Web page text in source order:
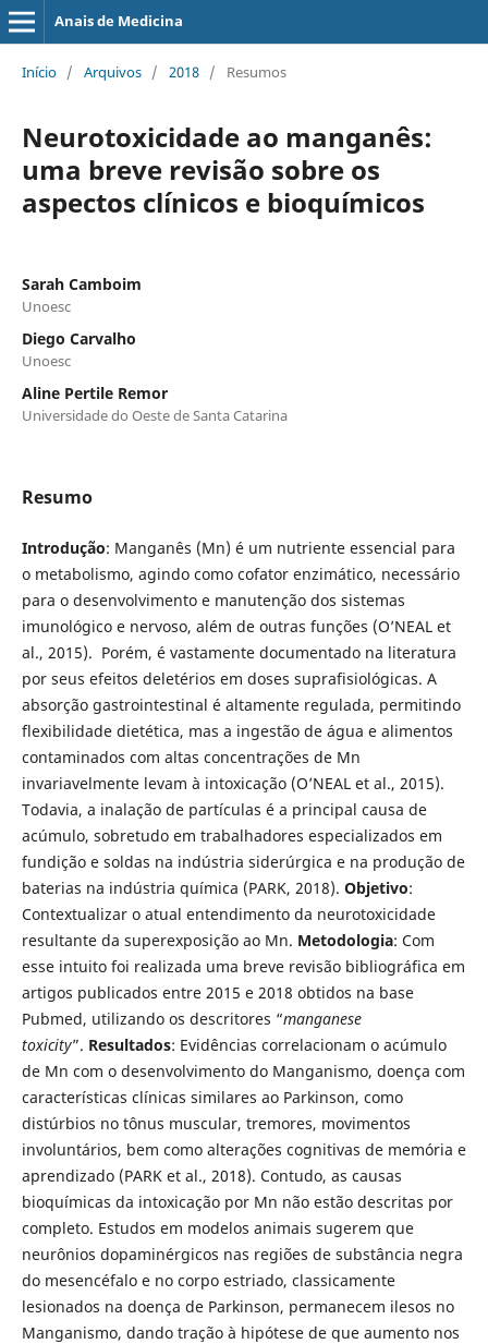
Anais de Medicina
Início / Arquivos / 2018 / Resumos
Neurotoxicidade ao manganês:
uma breve revisão sobre os
aspectos clínicos e bioquímicos
Sarah Camboim
Unoesc
Diego Carvalho
Unoesc
Aline Pertile Remor
Universidade do Oeste de Santa Catarina
Resumo
Introdução: Manganês (Mn) é um nutriente essencial para
o metabolismo, agindo como cofator enzimático, necessário
para o desenvolvimento e manutenção dos sistemas
imunológico e nervoso, além de outras funções (O’NEAL et
al., 2015). Porém, é vastamente documentado na literatura
por seus efeitos deletérios em doses suprafisiológicas. A
absorção gastrointestinal é altamente regulada, permitindo
flexibilidade dietética, mas a ingestão de água e alimentos
contaminados com altas concentrações de Mn
invariavelmente levam à intoxicação (O’NEAL et al., 2015).
Todavia, a inalação de partículas é a principal causa de
acúmulo, sobretudo em trabalhadores especializados em
fundição e soldas na indústria siderúrgica e na produção de
baterias na indústria química (PARK, 2018). Objetivo:
Contextualizar o atual entendimento da neurotoxicidade
resultante da superexposição ao Mn. Metodologia: Com
esse intuito foi realizada uma breve revisão bibliográfica em
artigos publicados entre 2015 e 2018 obtidos na base
Pubmed, utilizando os descritores “manganese
toxicity”. Resultados: Evidências correlacionam o acúmulo
de Mn com o desenvolvimento do Manganismo, doença com
características clínicas similares ao Parkinson, como
distúrbios no tônus muscular, tremores, movimentos
involuntários, bem como alterações cognitivas de memória e
aprendizado (PARK et al., 2018). Contudo, as causas
bioquímicas da intoxicação por Mn não estão descritas por
completo. Estudos em modelos animais sugerem que
neurônios dopaminérgicos nas regiões de substância negra
do mesencéfalo e no corpo estriado, classicamente
lesionados na doença de Parkinson, permanecem ilesos no
Manganismo, dando tração à hipótese de que aumento nos